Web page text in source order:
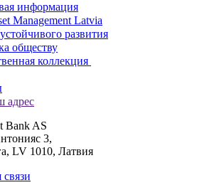
информация
Management Latvia
развития
обществу
коллекция
адрес
Bank AS
3,
LV 1010, Латвия
связи